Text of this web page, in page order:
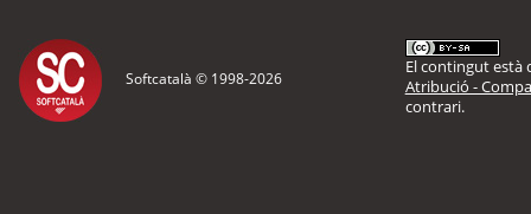
Softcatalà © 1998-2026
El contingut està
Atribució -
contrari.